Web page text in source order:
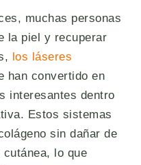
muchas personas
la piel y recuperar
los láseres
han convertido en
interesantes dentro
Estos sistemas
sin dañar de
lo que